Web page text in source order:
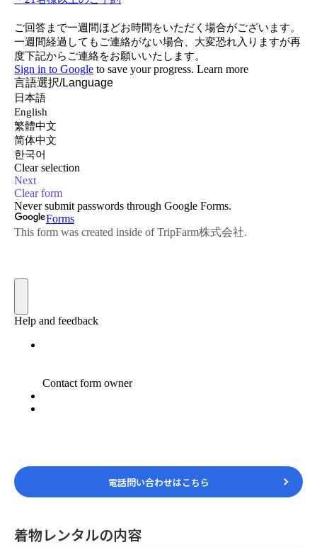
電話問い合わせはこちら
着物レンタルの内容